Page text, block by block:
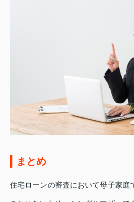
まとめ
住宅ローンの審査において母子家庭